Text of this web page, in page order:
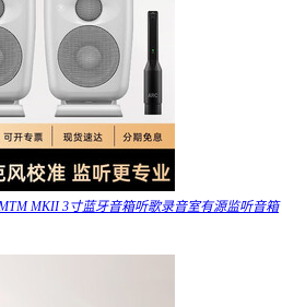
MKII 3寸蓝牙音箱听歌录音室有源监听音箱